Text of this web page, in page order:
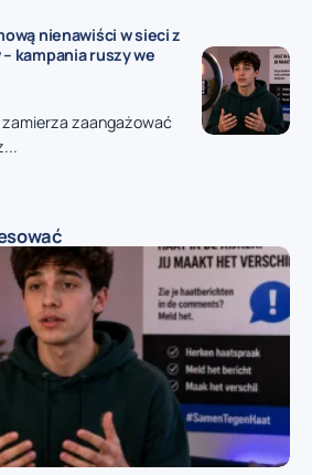
nienawiści w sieci z
kampania ruszy we
zamierza zaangażować